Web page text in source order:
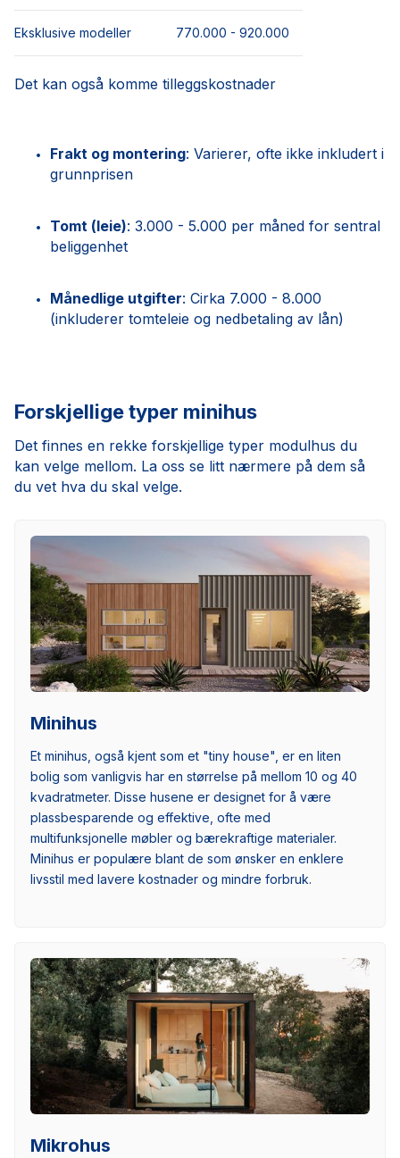
Eksklusive modeller 770.000 - 920.000
Det kan også komme tilleggskostnader
Frakt og montering: Varierer, ofte ikke inkludert i
grunnprisen
Tomt (leie): 3.000 - 5.000 per måned for sentral
beliggenhet
Månedlige utgifter: Cirka 7.000 - 8.000
(inkluderer tomteleie og nedbetaling av lån)
Forskjellige typer minihus
Det finnes en rekke forskjellige typer modulhus du
kan velge mellom. La oss se litt nærmere på dem så
du vet hva du skal velge.
Minihus
Et minihus, også kjent som et "tiny house", er en liten
bolig som vanligvis har en størrelse på mellom 10 og 40
kvadratmeter. Disse husene er designet for å være
plassbesparende og effektive, ofte med
multifunksjonelle møbler og bærekraftige materialer.
Minihus er populære blant de som ønsker en enklere
livsstil med lavere kostnader og mindre forbruk.
Mikrohus